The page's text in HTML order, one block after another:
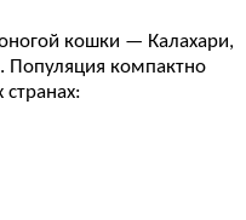
кошки — Калахари,
Популяция компактно
странах: